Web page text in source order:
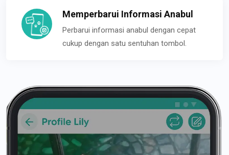
Memperbarui Informasi Anabul
Perbarui informasi anabul dengan cepat
cukup dengan satu sentuhan tombol.